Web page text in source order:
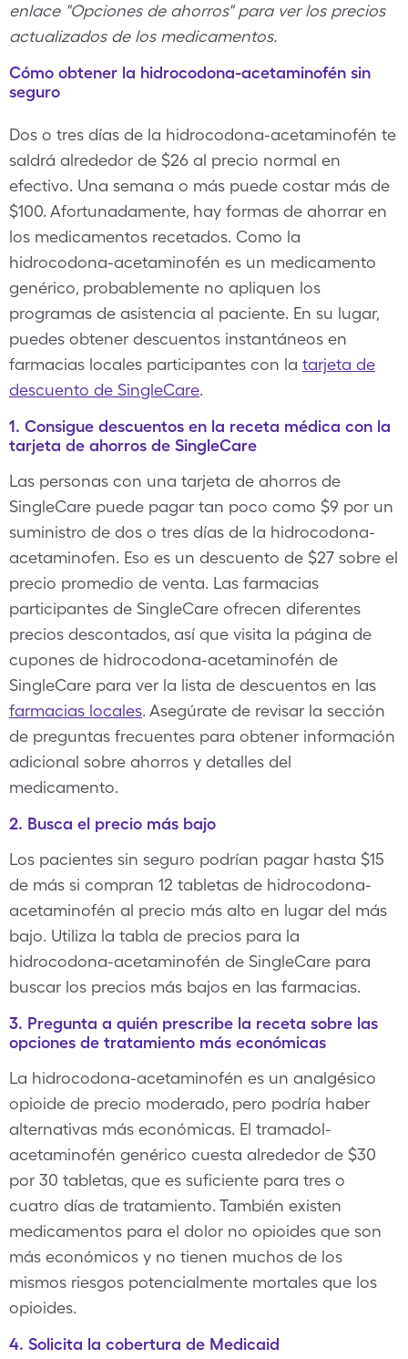
enlace "Opciones de ahorros" para ver los precios
actualizados de los medicamentos.
Cómo obtener la hidrocodona-acetaminofén sin
seguro
Dos o tres días de la hidrocodona-acetaminofén te
saldrá alrededor de $26 al precio normal en
efectivo. Una semana o más puede costar más de
$100. Afortunadamente, hay formas de ahorrar en
los medicamentos recetados. Como la
hidrocodona-acetaminofén es un medicamento
genérico, probablemente no apliquen los
programas de asistencia al paciente. En su lugar,
puedes obtener descuentos instantáneos en
farmacias locales participantes con la tarjeta de
descuento de SingleCare.
1. Consigue descuentos en la receta médica con la
tarjeta de ahorros de SingleCare
Las personas con una tarjeta de ahorros de
SingleCare puede pagar tan poco como $9 por un
suministro de dos o tres días de la hidrocodona-
acetaminofen. Eso es un descuento de $27 sobre el
precio promedio de venta. Las farmacias
participantes de SingleCare ofrecen diferentes
precios descontados, así que visita la página de
cupones de hidrocodona-acetaminofén de
SingleCare para ver la lista de descuentos en las
farmacias locales. Asegúrate de revisar la sección
de preguntas frecuentes para obtener información
adicional sobre ahorros y detalles del
medicamento.
2. Busca el precio más bajo
Los pacientes sin seguro podrían pagar hasta $15
de más si compran 12 tabletas de hidrocodona-
acetaminofén al precio más alto en lugar del más
bajo. Utiliza la tabla de precios para la
hidrocodona-acetaminofén de SingleCare para
buscar los precios más bajos en las farmacias.
3. Pregunta a quién prescribe la receta sobre las
opciones de tratamiento más económicas
La hidrocodona-acetaminofén es un analgésico
opioide de precio moderado, pero podría haber
alternativas más económicas. El tramadol-
acetaminofén genérico cuesta alrededor de $30
por 30 tabletas, que es suficiente para tres o
cuatro días de tratamiento. También existen
medicamentos para el dolor no opioides que son
más económicos y no tienen muchos de los
mismos riesgos potencialmente mortales que los
opioides.
4. Solicita la cobertura de Medicaid